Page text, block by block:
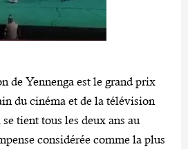
de Yennenga est le grand prix
du cinéma et de la télévision
tient tous les deux ans au
considérée comme la plus